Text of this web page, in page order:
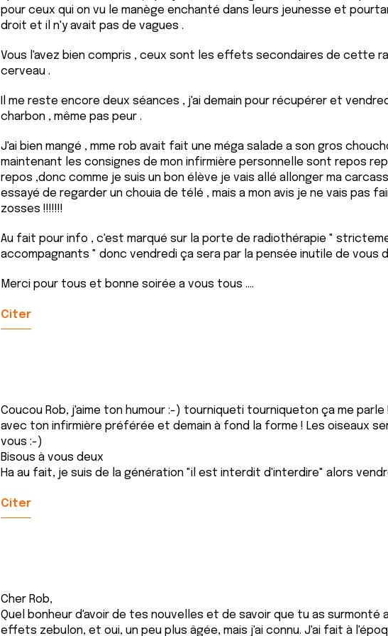
pour ceux qui on vu le manège enchanté dans leurs jeunesse et
droit et il n'y avait pas de vagues .
Vous l'avez bien compris , ceux sont les effets secondaires de cette
cerveau .
Il me reste encore deux séances , j'ai demain pour récupérer et
charbon , même pas peur .
J'ai bien mangé , mme rob avait fait une méga salade a son gros
maintenant les consignes de mon infirmière personnelle sont repos
repos ,donc comme je suis un bon élève je vais allé allonger ma
essayé de regarder un chouia de télé , mais a mon avis je ne vais pas
zosses !!!!!!!
Au fait pour info , c'est marqué sur la porte de radiothérapie "
accompagnants " donc vendredi ça sera par la pensée inutile de vous
Merci pour tous et bonne soirée a vous tous ....
Citer
Coucou Rob, j'aime ton humour :-) tourniqueti tourniqueton ça me parle
avec ton infirmière préférée et demain à fond la forme ! Les oiseaux
vous :-)
Bisous à vous deux
Ha au fait, je suis de la génération "il est interdit d'interdire" alors
Citer
Cher Rob,
Quel bonheur d'avoir de tes nouvelles et de savoir que tu as surmonté
effets zebulon, et oui, un peu plus âgée, mais j'ai connu. J'ai fait à